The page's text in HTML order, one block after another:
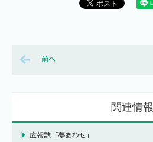
前へ
関連情報
広報誌「夢あわせ」